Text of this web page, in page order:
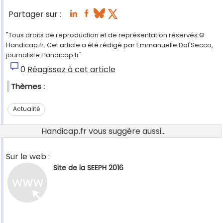
Partager sur :
"Tous droits de reproduction et de représentation réservés.©
Handicap.fr. Cet article a été rédigé par Emmanuelle Dal'Secco,
journaliste Handicap.fr"
0 Réagissez à cet article
Thèmes :
Actualité
Handicap.fr vous suggère aussi...
Sur le web :
Site de la SEEPH 2016